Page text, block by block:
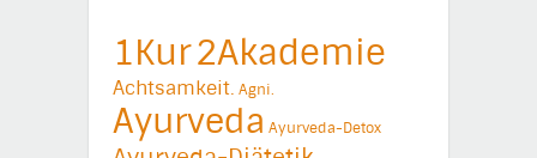
1Kur2Akademie
Achtsamkeit. Agni.
Ayurveda Ayurveda-Detox